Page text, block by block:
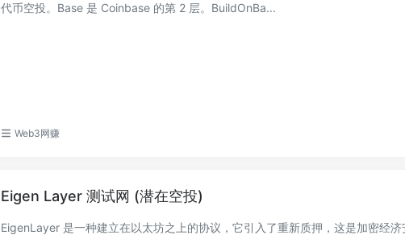
代币空投。Base 是 Coinbase 的第 2 层。BuildOnBa...
Web3网赚
Eigen Layer 测试网 (潜在空投)
EigenLayer 是一种建立在以太坊之上的协议，它引入了重新质押，这是加密经